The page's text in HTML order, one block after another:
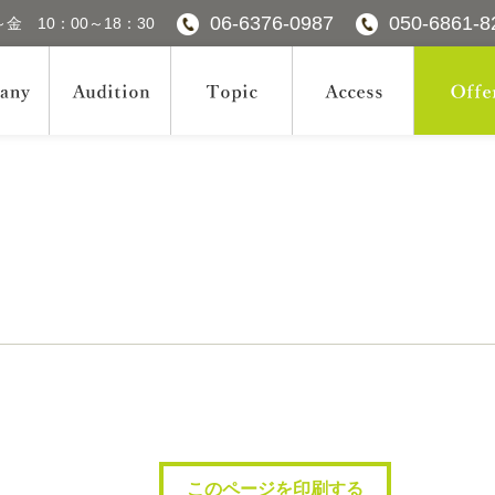
金 10：00～18：30 06-6376-0987 050-6861-
このページを印刷する